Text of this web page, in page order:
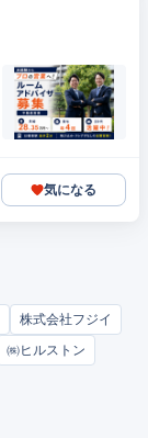
気になる
株式会社フジイ
㈱ヒルストン